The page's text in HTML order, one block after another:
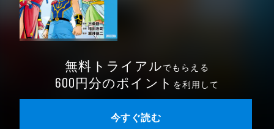
無料トライアルでもらえる
600円分のポイント を利用して
今すぐ読む